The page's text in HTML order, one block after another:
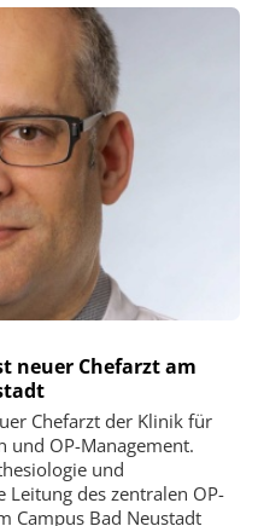
neuer Chefarzt am
Chefarzt der Klinik für
und OP-Management.
und
des zentralen OP-
Campus Bad Neustadt